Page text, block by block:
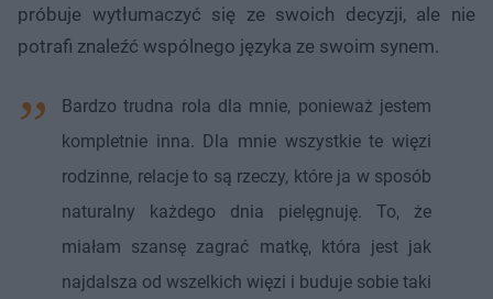
próbuje wytłumaczyć się ze swoich decyzji, ale nie
potrafi znaleźć wspólnego języka ze swoim synem.
Bardzo trudna rola dla mnie, ponieważ jestem
kompletnie inna. Dla mnie wszystkie te więzi
rodzinne, relacje to są rzeczy, które ja w sposób
naturalny każdego dnia pielęgnuję. To, że
miałam szansę zagrać matkę, która jest jak
najdalsza od wszelkich więzi i buduje sobie taki